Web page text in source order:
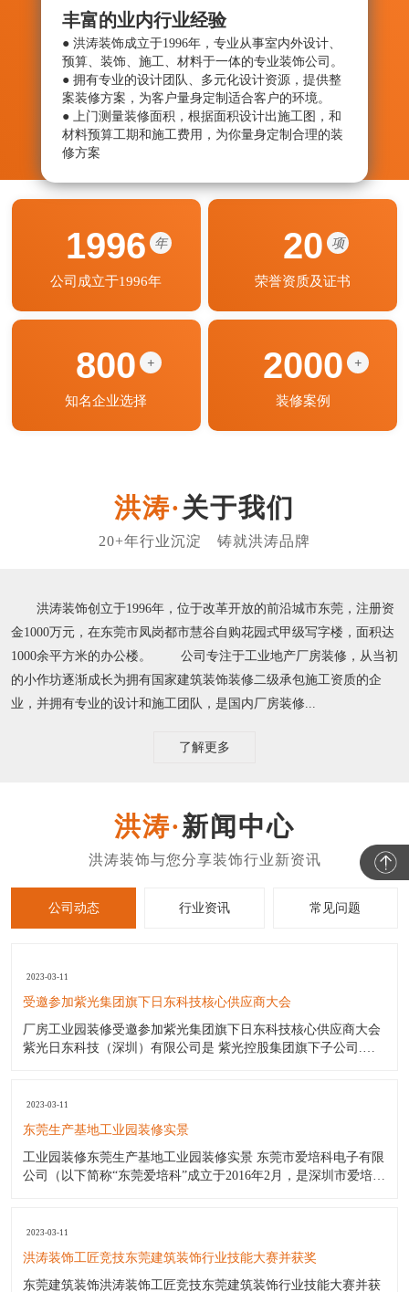
丰富的业内行业经验
● 洪涛装饰成立于1996年，专业从事室内外设计、
预算、装饰、施工、材料于一体的专业装饰公司。
● 拥有专业的设计团队、多元化设计资源，提供整
案装修方案，为客户量身定制适合客户的环境。
● 上门测量装修面积，根据面积设计出施工图，和
材料预算工期和施工费用，为你量身定制合理的装
修方案
1996 年
公司成立于1996年
20 项
荣誉资质及证书
800 +
知名企业选择
2000 +
装修案例
关于我们
洪涛装饰创立于1996年，位于改革开放的前沿城市东莞，注册资
金1000万元，在东莞市凤岗都市慧谷自购花园式甲级写字楼，面积达
1000余平方米的办公楼。 公司专注于工业地产厂房装修，从当初
的小作坊逐渐成长为拥有国家建筑装饰装修二级承包施工资质的企
业，并拥有专业的设计和施工团队，是国内厂房装修...
了解更多
新闻中心
公司动态 行业资讯 常见问题
2023-03-11
受邀参加紫光集团旗下日东科技核心供应商大会
厂房工业园装修受邀参加紫光集团旗下日东科技核心供应商大会
紫光日东科技（深圳）有限公司是 紫光控股集团旗下子公司.日
锡机（价格优惠);日东公司波峰焊日东回流焊;日东印刷机;三星贴
片机
2023-03-11
东莞生产基地工业园装修实景
工业园装修东莞生产基地工业园装修实景 东莞市爱培科电子有限
公司（以下简称“东莞爱培科”成立于2016年2月，是深圳市爱培科
产品：GPS车载导航通讯设备产品的制造。 作为一家年轻新兴的
企
2023-03-11
洪涛装饰工匠竞技东莞建筑装饰行业技能大赛并获奖
东莞建筑装饰洪涛装饰工匠竞技东莞建筑装饰行业技能大赛并获